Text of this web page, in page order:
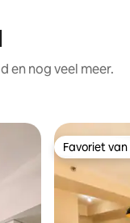
en nog veel meer.
Favoriet
Favoriet